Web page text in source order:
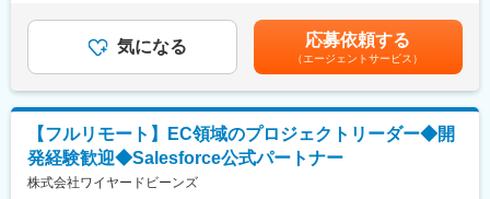
・現行仕様と新仕様の差分整理、移行計画の策定、業務運用フロ
ーの変更整理を主導
・結果、サービス稼働中における難易度の高い切り替えを無事に
完遂
■働き方
・兼業（副業）OK
・土日や祝日にプラスして、個人で設定できる「フレキシブル休
例：Tableau Cloud経由でBigQueryに発行されるクエリの最適
化、ビューのキャッシュ制御による負荷軽減
ータなど、分析に活用できるデータを収集して、利用できるよう
に加工して提供
・Webログ、広告、CRMなど複数のデータソースを統合し、分析
しやすく・高速に動作するデータマートを設計、開発
給与詳細は、経験、能力、年齢を考慮の上決定します。賃金はあ
くまでも目安の金額であり、選考を通じて上下する可能性があり
ます。月給(月額)は固定手当を含めた表記です。
気になる 応募依頼する
（エージェントサービス）
【フルリモート】EC領域のプロジェクトリーダー◆開
発経験歓迎◆Salesforce公式パートナー
株式会社ワイヤードビーンズ